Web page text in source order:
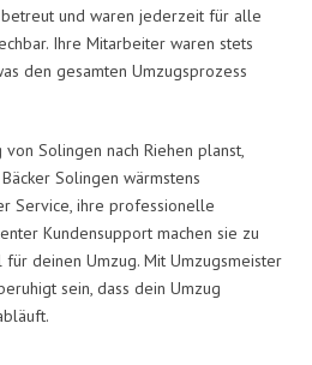
und waren jederzeit für alle
Ihre Mitarbeiter waren stets
den gesamten Umzugsprozess
Solingen nach Riehen planst,
Solingen wärmstens
Service, ihre professionelle
Kundensupport machen sie zu
deinen Umzug. Mit Umzugsmeister
sein, dass dein Umzug